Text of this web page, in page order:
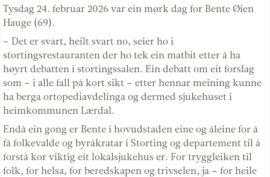
Tysdag 24. februar 2026 var ein mørk dag for Bente Øien
Hauge (69).
– Det er svart, heilt svart no, seier ho i
stortingsrestauranten der ho tek ein matbit etter å ha
høyrt debatten i stortingssalen. Ein debatt om eit forslag
som – i alle fall på kort sikt – etter hennar meining kunne
ha berga ortopediavdelinga og dermed sjukehuset i
heimkommunen Lærdal.
Endå ein gong er Bente i hovudstaden eine og åleine for å
få folkevalde og byråkratar i Storting og departement til å
forstå kor viktig eit lokalsjukehus er. For tryggleiken til
folk, for helsa, for beredskapen og trivselen, ja – for heile